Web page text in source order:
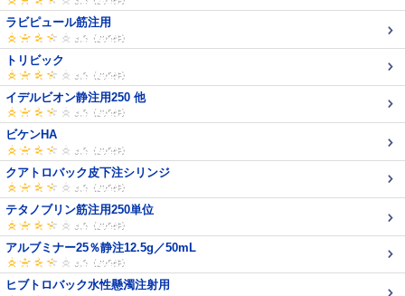
ラビピュール筋注用
トリビック
イデルビオン静注用250 他
ビケンHA
クアトロバック皮下注シリンジ
テタノブリン筋注用250単位
アルブミナー25％静注12.5g／50mL
ヒブトロバック水性懸濁注射用